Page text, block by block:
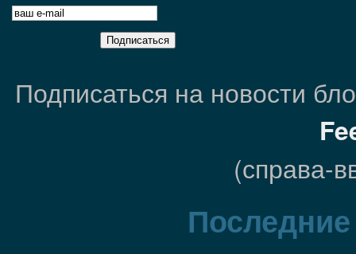
Подписаться на новости
(справа-